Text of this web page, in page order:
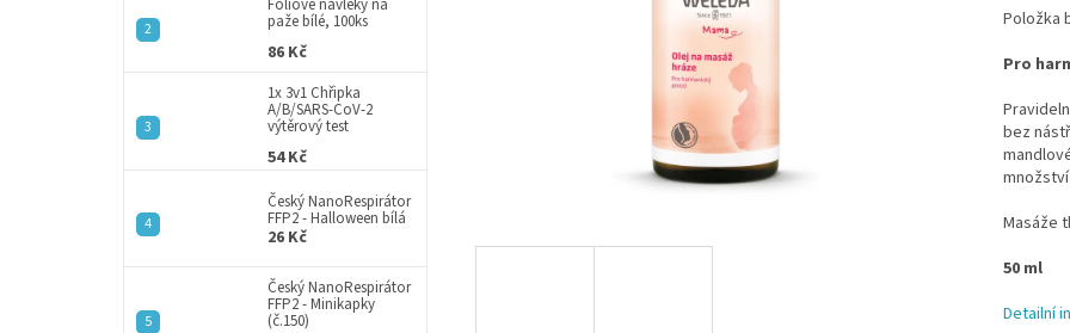
paže bílé, 100ks
86 Kč
1x 3v1 Chřipka
A/B/SARS-CoV-2
výtěrový test
54 Kč
Český NanoRespirátor
FFP2 - Halloween bílá
26 Kč
Český NanoRespirátor
FFP2 - Minikapky
(č.150)
Položka
Pro
bez
Masáže
50 ml
Detailní